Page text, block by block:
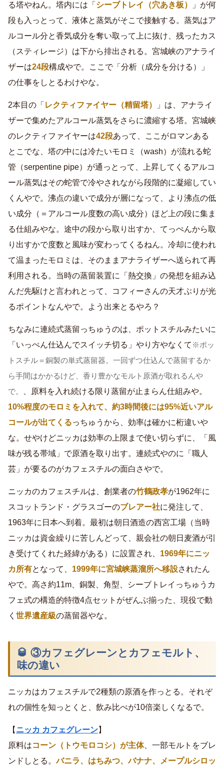
る塔やねん。塔内には「 シーブトレイ（穴あき板）
」が何
段も入っとって、液体と蒸気がそこで接触する。蒸気はア
ルコール分と香気成分を奪い取って上に抜け、残ったカス
（スティレージ）は下から排出される。宮城峡のアナライ
ザーは24段構成やで。ここで「分析（成分を分ける）」
の仕事をしとるわけやな。
2本目の「 レクティファイヤー（精留塔）
」は、アナライ
ザーで集めたアルコール蒸気をさらに濃縮する塔。宮城峡
のレクティファイヤーは42段あって、ここがロマンある
とこでな、塔の中には冷たいモロミ（wash）が流れる蛇
管（serpentine pipe）が通っとって、上昇してくるアルコ
ール蒸気はその蛇管で冷やされながら段階的に凝縮してい
くんやで。沸点の違いで成分が層になって、より沸点の低
い成分（＝アルコール度数の高い成分）ほど上の段に集ま
る仕組みやな。途中の段から取り出すか、てっぺんから取
り出すかで度数と風味が変わってくるねん。冷却に使われ
て温まったモロミは、そのままアナライザーへ送られて再
利用される。当時の蒸留装置に「熱交換」の発想を組み込
んだ先駆けと言われとって、コフィーさんの天才ぶりが光
るポイントなんやで。よう出来とるやろ？
ちなみに連続式蒸留っちゅうのは、ポットスチルみたいに
「いっぺん仕込んでスイッチ切る」やり方やなくて ※ポッ
トスチル＝銅製の単式蒸留器。一回ずつ仕込んで蒸留するか
ら手間はかかるけど、香り豊かなモルト原酒が取れるんや
で。
、原料を入れ続ける限り蒸留が止まらん仕組みや。
10%程度のモロミを入れて、約3時間後には95%近いアル
コールが出てくるっちゅうから、効率は確かに桁違いや
な。せやけどニッカは効率の上限まで使い切らずに、「風
味が残る帯域」で原酒を取り出す。連続式やのに「職人
芸」が要るのがカフェスチルの面白さやで。
ニッカのカフェスチルは、創業者の竹鶴政孝が1962年に
スコットランド・グラスゴーのブレアー社に発注して、
1963年に日本へ到着。最初は朝日酒造の西宮工場（当時
ニッカは資金繰りに苦しんどって、親会社の朝日麦酒が引
き受けてくれた経緯がある）に設置され、 1969年にニッ
カ所有となって、 1999年に宮城峡蒸溜所へ移設されたん
やで。高さ約11m、銅製、角型、シーブトレイっちゅうカ
フェ式の構造的特徴4点セットがぜんぶ揃った、現役で動
く 世界遺産級の蒸留器やな。
🥃 ③カフェグレーンとカフェモルト、
味の違い
ニッカはカフェスチルで2種類の原酒を作っとる。それぞ
れの個性を知っとくと、飲み比べが10倍楽しくなるで。
【 ニッカ カフェグレーン】
原料はコーン（トウモロコシ）が主体、一部モルトをブレ
ンドしとる。バニラ、はちみつ、バナナ、メープルシロッ